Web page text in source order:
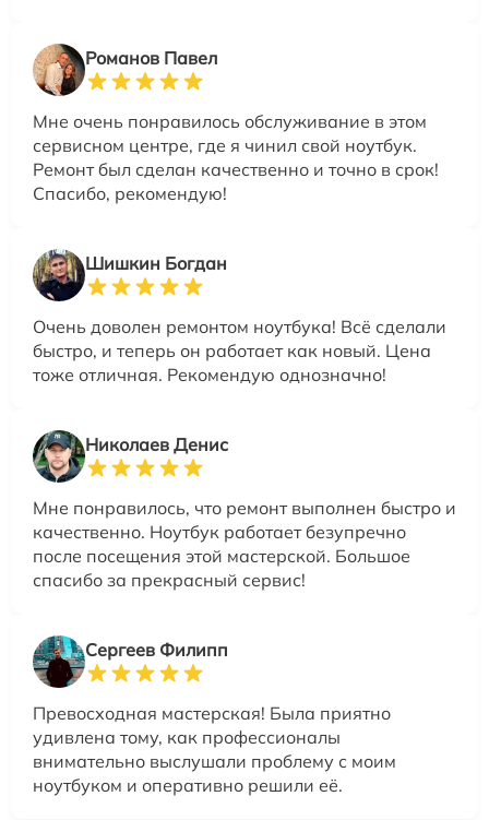
Романов Павел
Мне очень понравилось обслуживание в этом
сервисном центре, где я чинил свой ноутбук.
Ремонт был сделан качественно и точно в срок!
Спасибо, рекомендую!
Шишкин Богдан
Очень доволен ремонтом ноутбука! Всё сделали
быстро, и теперь он работает как новый. Цена
тоже отличная. Рекомендую однозначно!
Николаев Денис
Мне понравилось, что ремонт выполнен быстро и
качественно. Ноутбук работает безупречно
после посещения этой мастерской. Большое
спасибо за прекрасный сервис!
Сергеев Филипп
Превосходная мастерская! Была приятно
удивлена тому, как профессионалы
внимательно выслушали проблему с моим
ноутбуком и оперативно решили её.